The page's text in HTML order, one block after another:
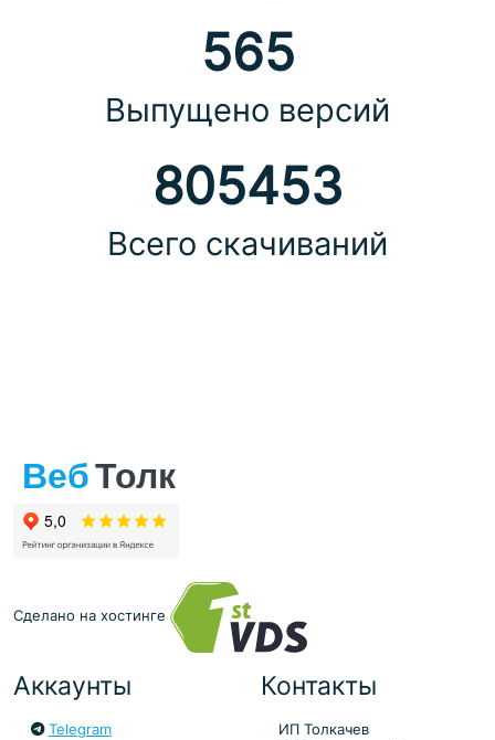
565
Выпущено версий
805453
Всего скачиваний
Сделано на хостинге
Аккаунты
Telegram
Контакты
ИП Толкачев